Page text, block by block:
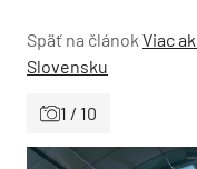
Späť na článok Viac
Slovensku
1 / 10